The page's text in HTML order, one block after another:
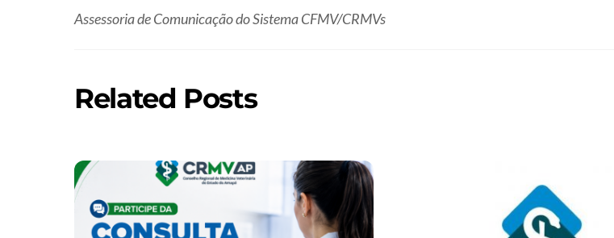
Assessoria de Comunicação do Sistema CFMV/CRMVs
Related Posts